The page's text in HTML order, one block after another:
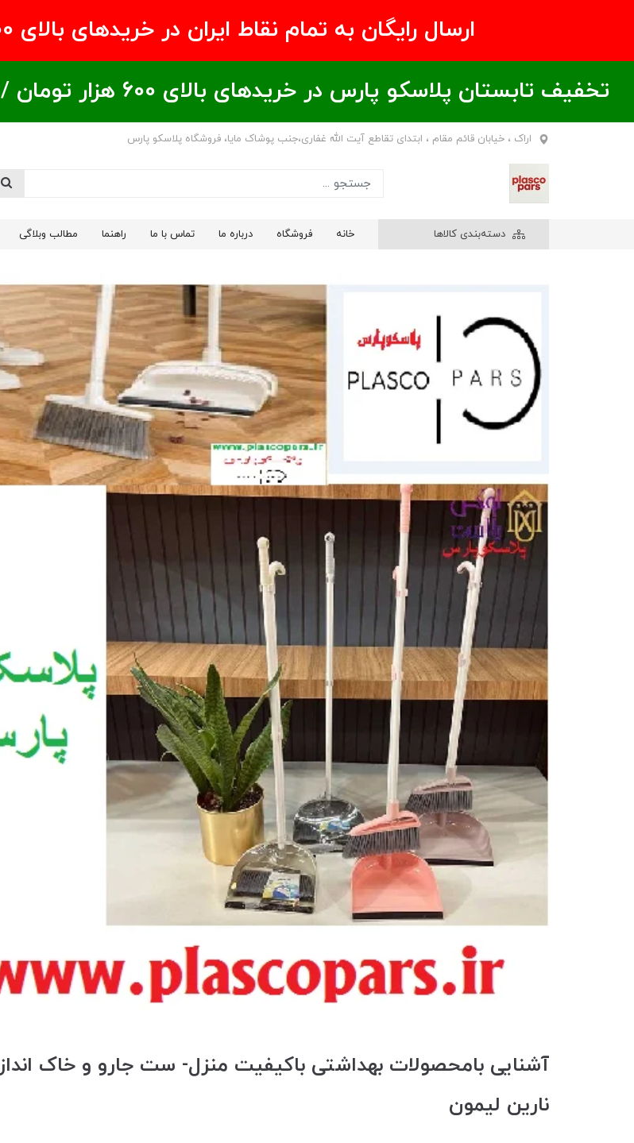
ارسال رایگان به تمام نقاط ایران در خریدهای بالای ۵/950/000 تومان
تخفیف تابستان پلاسکو پارس در خریدهای بالای ۶00 هزار تومان / خرید بیشتر = تخفیف بیشتر
اراک ، خیابان قائم مقام ، ابتدای تقاطع آیت الله غفاری،جنب پوشاک مایا، فروشگاه پلاسکو پارس
دسته‌بندی کالاها خانه فروشگاه درباره ما تماس با ما راهنما مطالب وبلاگی
آشنایی بامحصولات بهداشتی باکیفیت منزل- ست جارو و خاک انداز
نارین لیمون